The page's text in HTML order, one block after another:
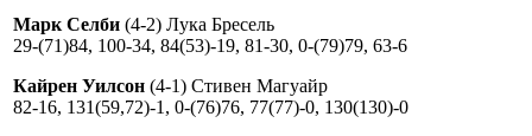
Марк Селби (4-2) Лука Бресель
29-(71)84, 100-34, 84(53)-19, 81-30, 0-(79)79, 63-6
Кайрен Уилсон (4-1) Стивен Магуайр
82-16, 131(59,72)-1, 0-(76)76, 77(77)-0, 130(130)-0